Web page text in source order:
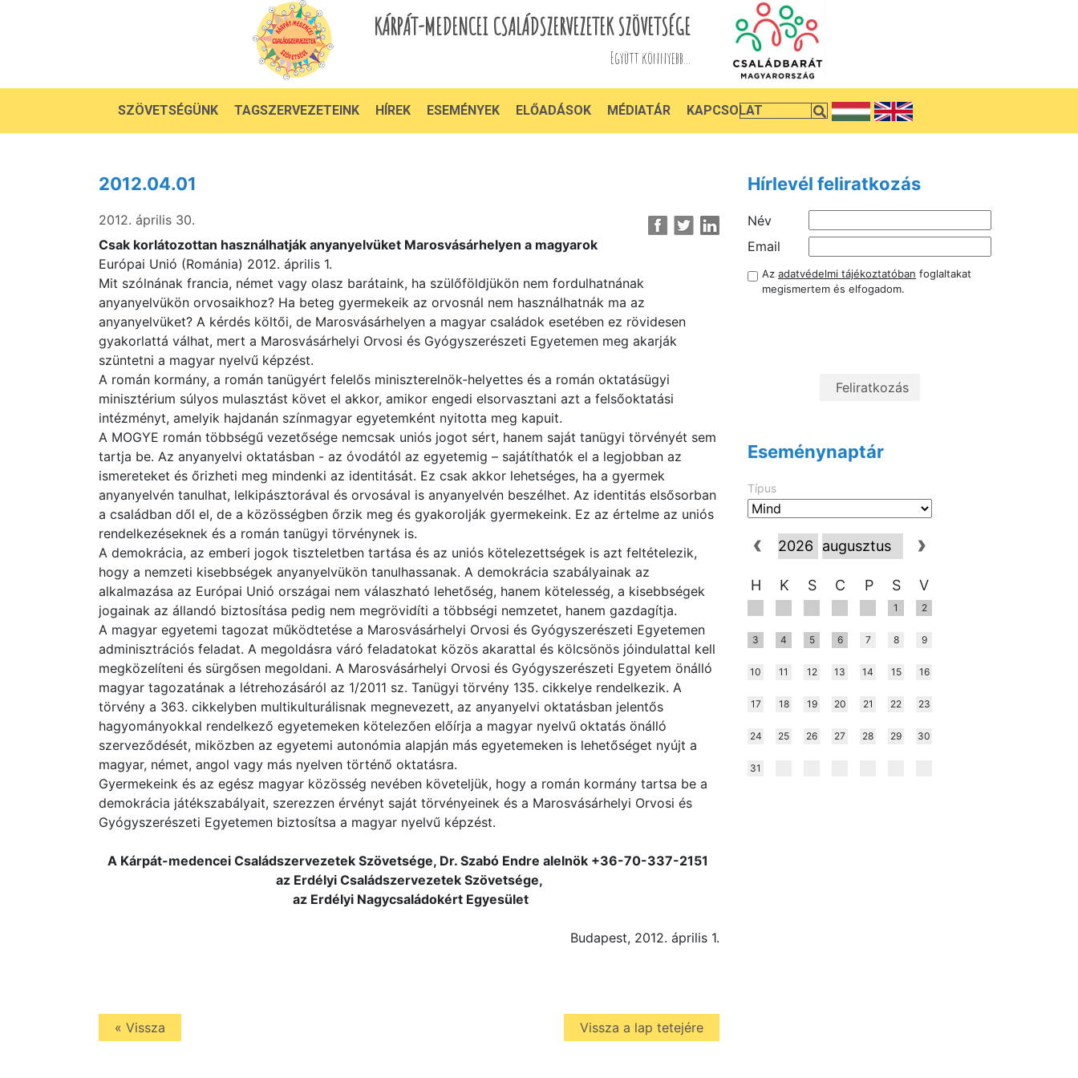
KÁRPÁT-MEDENCEI CSALÁDSZERVEZETEK SZÖVETSÉGE
Együtt könnyebb...
SZÖVETSÉGÜNK TAGSZERVEZETEINK HÍREK ESEMÉNYEK ELŐADÁSOK MÉDIATÁR KAPCSOLAT
2012.04.01
2012. április 30.
Csak korlátozottan használhatják anyanyelvüket Marosvásárhelyen a magyarok
Európai Unió (Románia) 2012. április 1.
Mit szólnának francia, német vagy olasz barátaink, ha szülőföldjükön nem fordulhatnának
anyanyelvükön orvosaikhoz? Ha beteg gyermekeik az orvosnál nem használhatnák ma az
anyanyelvüket? A kérdés költői, de Marosvásárhelyen a magyar családok esetében ez rövidesen
gyakorlattá válhat, mert a Marosvásárhelyi Orvosi és Gyógyszerészeti Egyetemen meg akarják
szüntetni a magyar nyelvű képzést.
A román kormány, a román tanügyért felelős miniszterelnök-helyettes és a román oktatásügyi
minisztérium súlyos mulasztást követ el akkor, amikor engedi elsorvasztani azt a felsőoktatási
intézményt, amelyik hajdanán színmagyar egyetemként nyitotta meg kapuit.
A MOGYE román többségű vezetősége nemcsak uniós jogot sért, hanem saját tanügyi törvényét sem
tartja be. Az anyanyelvi oktatásban - az óvodától az egyetemig – sajátíthatók el a legjobban az
ismereteket és őrizheti meg mindenki az identitását. Ez csak akkor lehetséges, ha a gyermek
anyanyelvén tanulhat, lelkipásztorával és orvosával is anyanyelvén beszélhet. Az identitás elsősorban
a családban dől el, de a közösségben őrzik meg és gyakorolják gyermekeink. Ez az értelme az uniós
rendelkezéseknek és a román tanügyi törvénynek is.
A demokrácia, az emberi jogok tiszteletben tartása és az uniós kötelezettségek is azt feltételezik,
hogy a nemzeti kisebbségek anyanyelvükön tanulhassanak. A demokrácia szabályainak az
alkalmazása az Európai Unió országai nem válaszható lehetőség, hanem kötelesség, a kisebbségek
jogainak az állandó biztosítása pedig nem megrövidíti a többségi nemzetet, hanem gazdagítja.
A magyar egyetemi tagozat működtetése a Marosvásárhelyi Orvosi és Gyógyszerészeti Egyetemen
adminisztrációs feladat. A megoldásra váró feladatokat közös akarattal és kölcsönös jóindulattal kell
megközelíteni és sürgősen megoldani. A Marosvásárhelyi Orvosi és Gyógyszerészeti Egyetem önálló
magyar tagozatának a létrehozásáról az 1/2011 sz. Tanügyi törvény 135. cikkelye rendelkezik. A
törvény a 363. cikkelyben multikulturálisnak megnevezett, az anyanyelvi oktatásban jelentős
hagyományokkal rendelkező egyetemeken kötelezően előírja a magyar nyelvű oktatás önálló
szerveződését, miközben az egyetemi autonómia alapján más egyetemeken is lehetőséget nyújt a
magyar, német, angol vagy más nyelven történő oktatásra.
Gyermekeink és az egész magyar közösség nevében követeljük, hogy a román kormány tartsa be a
demokrácia játékszabályait, szerezzen érvényt saját törvényeinek és a Marosvásárhelyi Orvosi és
Gyógyszerészeti Egyetemen biztosítsa a magyar nyelvű képzést.
A Kárpát-medencei Családszervezetek Szövetsége, Dr. Szabó Endre alelnök +36-70-337-2151
az Erdélyi Családszervezetek Szövetsége,
az Erdélyi Nagycsaládokért Egyesület
Budapest, 2012. április 1.
« Vissza Vissza a lap tetejére
Hírlevél feliratkozás
Név
Email
Az adatvédelmi tájékoztatóban foglaltakat
megismertem és elfogadom.
Eseménynaptár
Típus
H K S C P S V
1 2
3 4 5 6 7 8 9
10 11 12 13 14 15 16
17 18 19 20 21 22 23
24 25 26 27 28 29 30
31